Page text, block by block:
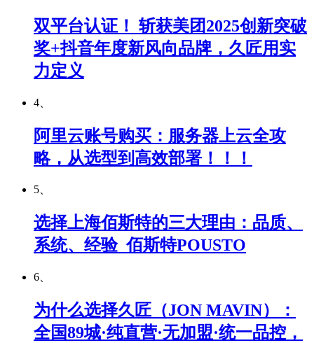
双平台认证！ 斩获美团2025创新突破
奖+抖音年度新风向品牌，久匠用实
力定义
4、
阿里云账号购买：服务器上云全攻
略，从选型到高效部署！！！
5、
选择上海佰斯特的三大理由：品质、
系统、经验_佰斯特POUSTO
6、
为什么选择久匠（JON MAVIN）：
全国89城·纯直营·无加盟·统一品控，